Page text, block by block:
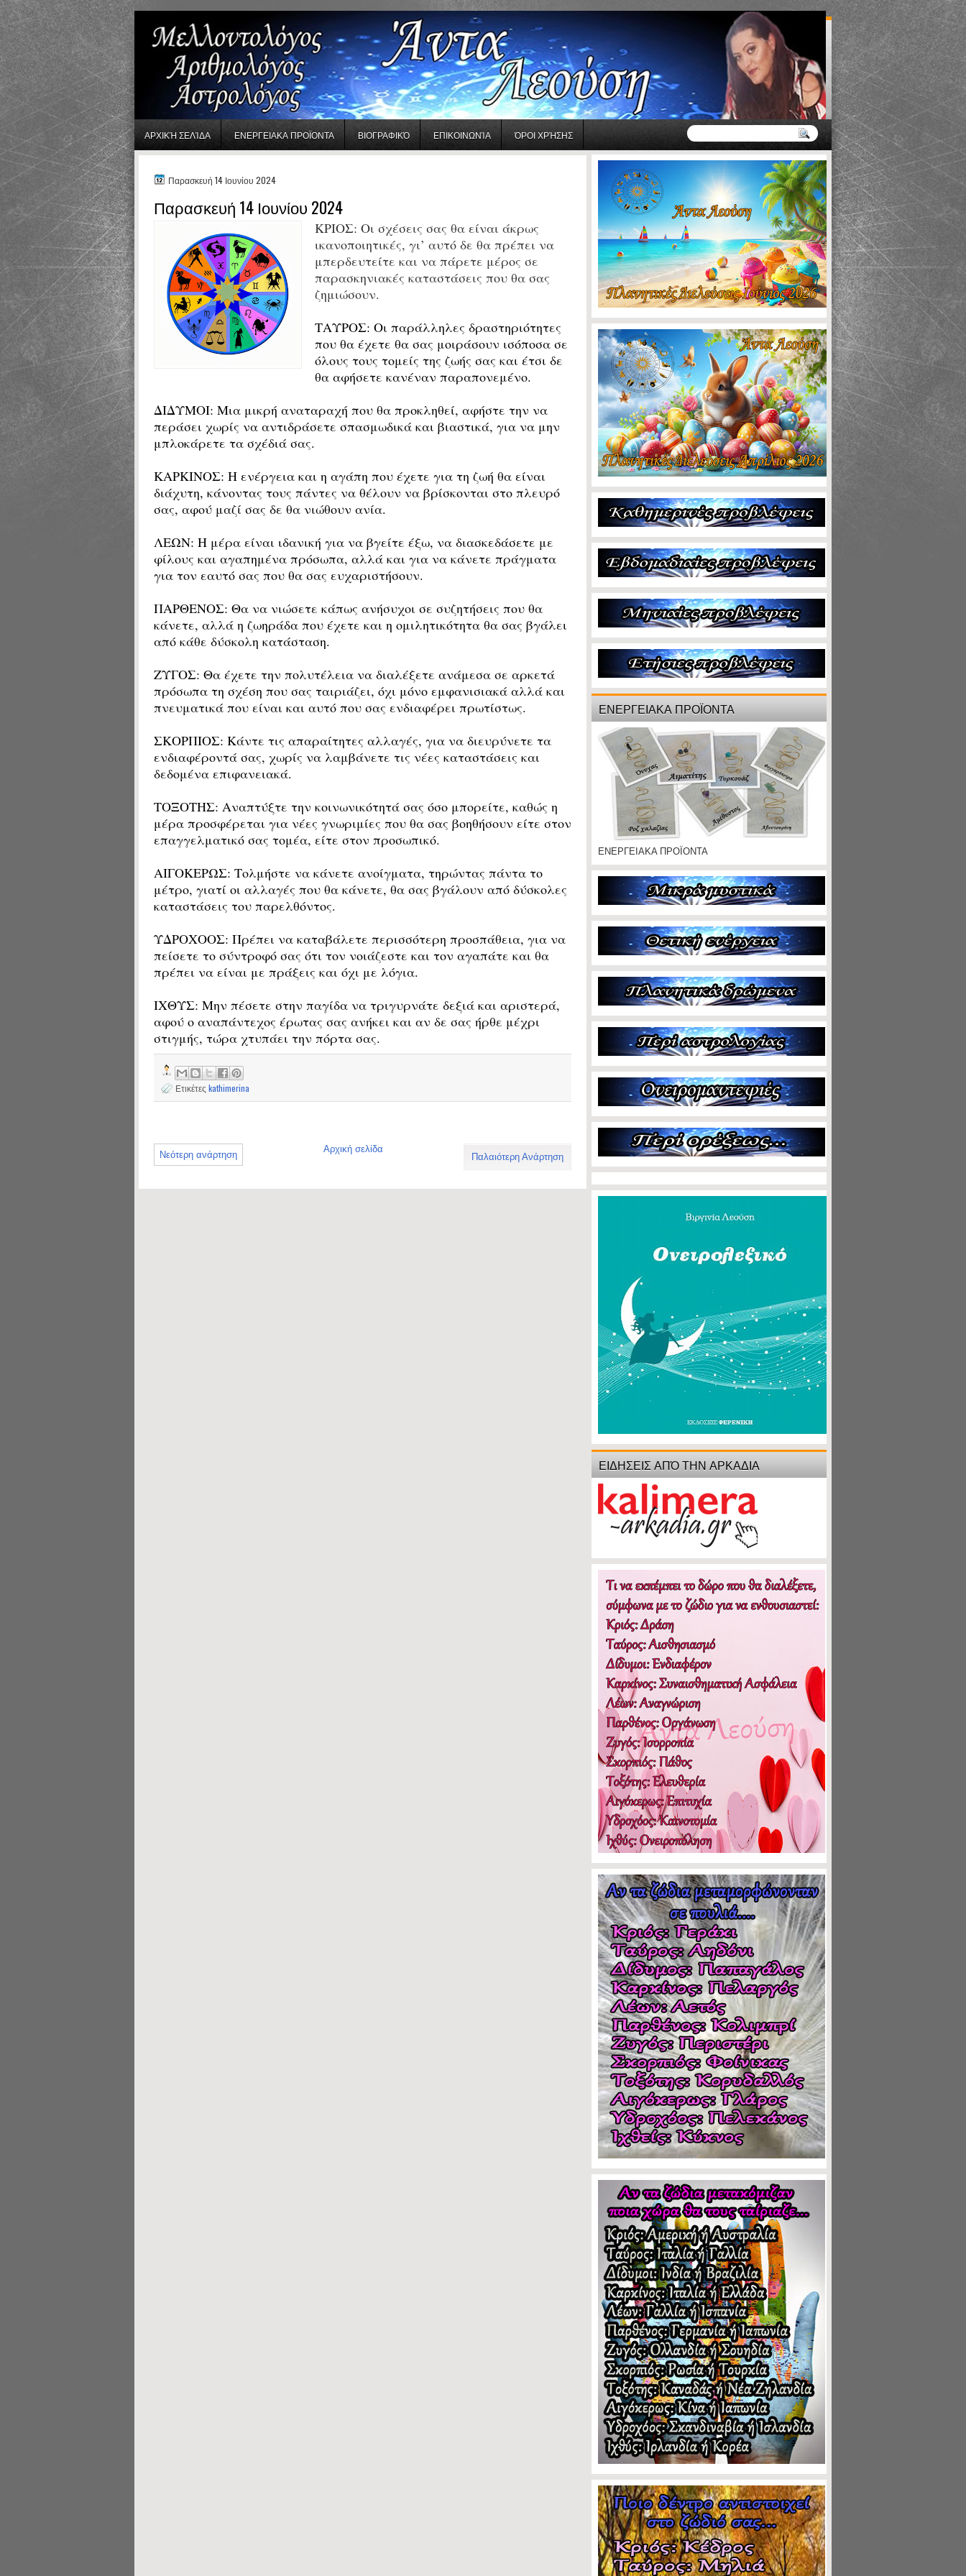
ΑΡΧΙΚΉ ΣΕΛΊΔΑ ΕΝΕΡΓΕΙΑΚΑ ΠΡΟΪΟΝΤΑ ΒΙΟΓΡΑΦΙΚΌ ΕΠΙΚΟΙΝΩΝΊΑ ΌΡΟΙ ΧΡΉΣΗΣ
Παρασκευή 14 Ιουνίου 2024
Παρασκευή 14 Ιουνίου 2024
ΚΡΙΟΣ: Οι σχέσεις σας θα είναι άκρως
ικανοποιητικές, γι’ αυτό δε θα πρέπει να
μπερδευτείτε και να πάρετε μέρος σε
παρασκηνιακές καταστάσεις που θα σας
ζημιώσουν.
ΤΑΥΡΟΣ: Οι παράλληλες δραστηριότητες
που θα έχετε θα σας μοιράσουν ισόποσα σε
όλους τους τομείς της ζωής σας και έτσι δε
θα αφήσετε κανέναν παραπονεμένο.
ΔΙΔΥΜΟΙ: Μια μικρή αναταραχή που θα προκληθεί, αφήστε την να
περάσει χωρίς να αντιδράσετε σπασμωδικά και βιαστικά, για να μην
μπλοκάρετε τα σχέδιά σας.
ΚΑΡΚΙΝΟΣ: Η ενέργεια και η αγάπη που έχετε για τη ζωή θα είναι
διάχυτη, κάνοντας τους πάντες να θέλουν να βρίσκονται στο πλευρό
σας, αφού μαζί σας δε θα νιώθουν ανία.
ΛΕΩΝ: Η μέρα είναι ιδανική για να βγείτε έξω, να διασκεδάσετε με
φίλους και αγαπημένα πρόσωπα, αλλά και για να κάνετε πράγματα
για τον εαυτό σας που θα σας ευχαριστήσουν.
ΠΑΡΘΕΝΟΣ: Θα να νιώσετε κάπως ανήσυχοι σε συζητήσεις που θα
κάνετε, αλλά η ζωηράδα που έχετε και η ομιλητικότητα θα σας βγάλει
από κάθε δύσκολη κατάσταση.
ΖΥΓΟΣ: Θα έχετε την πολυτέλεια να διαλέξετε ανάμεσα σε αρκετά
πρόσωπα τη σχέση που σας ταιριάζει, όχι μόνο εμφανισιακά αλλά και
πνευματικά που είναι και αυτό που σας ενδιαφέρει πρωτίστως.
ΣΚΟΡΠΙΟΣ: Κάντε τις απαραίτητες αλλαγές, για να διευρύνετε τα
ενδιαφέροντά σας, χωρίς να λαμβάνετε τις νέες καταστάσεις και
δεδομένα επιφανειακά.
ΤΟΞΟΤΗΣ: Αναπτύξτε την κοινωνικότητά σας όσο μπορείτε, καθώς η
μέρα προσφέρεται για νέες γνωριμίες που θα σας βοηθήσουν είτε στον
επαγγελματικό σας τομέα, είτε στον προσωπικό.
ΑΙΓΟΚΕΡΩΣ: Τολμήστε να κάνετε ανοίγματα, τηρώντας πάντα το
μέτρο, γιατί οι αλλαγές που θα κάνετε, θα σας βγάλουν από δύσκολες
καταστάσεις του παρελθόντος.
ΥΔΡΟΧΟΟΣ: Πρέπει να καταβάλετε περισσότερη προσπάθεια, για να
πείσετε το σύντροφό σας ότι τον νοιάζεστε και τον αγαπάτε και θα
πρέπει να είναι με πράξεις και όχι με λόγια.
ΙΧΘΥΣ: Μην πέσετε στην παγίδα να τριγυρνάτε δεξιά και αριστερά,
αφού ο αναπάντεχος έρωτας σας ανήκει και αν δε σας ήρθε μέχρι
στιγμής, τώρα χτυπάει την πόρτα σας.
Ετικέτες kathimerina
Νεότερη ανάρτηση Παλαιότερη Ανάρτηση
Αρχική σελίδα
ΕΝΕΡΓΕΙΑΚΑ ΠΡΟΪΟΝΤΑ
ΕΝΕΡΓΕΙΑΚΑ ΠΡΟΪΟΝΤΑ
ΕΙΔΗΣΕΙΣ ΑΠΌ ΤΗΝ ΑΡΚΑΔΙΑ